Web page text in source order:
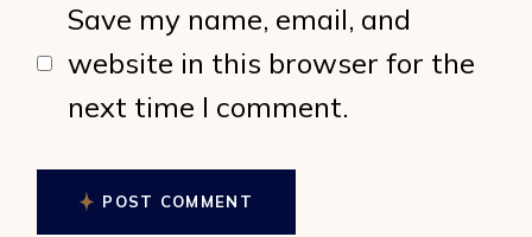
Save my name, email, and
website in this browser for the
next time I comment.
POST COMMENT